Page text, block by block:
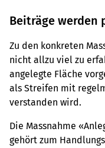
Beiträge werden
Zu den konkreten
nicht allzu viel zu
angelegte Fläche
als Streifen mit
verstanden wird.
Die Massnahme
gehört zum